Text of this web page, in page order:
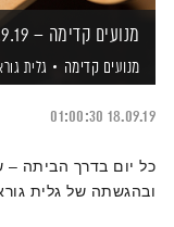
מנועים קדימה – 18.9.19
מנועים קדימה גלית
18.09.19
01:00:30
כל יום בדרך הביתה –
ובהגשתה של גלית